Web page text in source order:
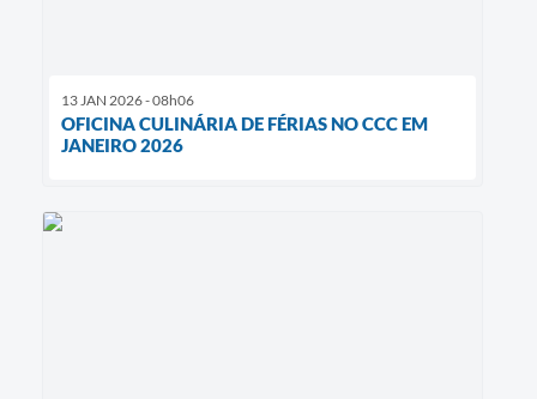
13 JAN 2026 - 08h06
OFICINA CULINÁRIA DE FÉRIAS NO CCC EM
JANEIRO 2026